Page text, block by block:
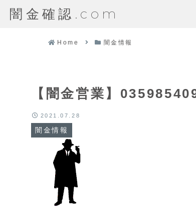
闇金確認.com
Home 闇金情報
【闇金営業】
闇金情報
2021.07.28